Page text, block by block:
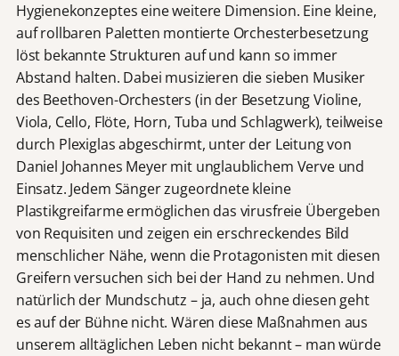
Hygienekonzeptes eine weitere Dimension. Eine kleine,
auf rollbaren Paletten montierte Orchesterbesetzung
löst bekannte Strukturen auf und kann so immer
Abstand halten. Dabei musizieren die sieben Musiker
des Beethoven-Orchesters (in der Besetzung Violine,
Viola, Cello, Flöte, Horn, Tuba und Schlagwerk), teilweise
durch Plexiglas abgeschirmt, unter der Leitung von
Daniel Johannes Meyer mit unglaublichem Verve und
Einsatz. Jedem Sänger zugeordnete kleine
Plastikgreifarme ermöglichen das virusfreie Übergeben
von Requisiten und zeigen ein erschreckendes Bild
menschlicher Nähe, wenn die Protagonisten mit diesen
Greifern versuchen sich bei der Hand zu nehmen. Und
natürlich der Mundschutz – ja, auch ohne diesen geht
es auf der Bühne nicht. Wären diese Maßnahmen aus
unserem alltäglichen Leben nicht bekannt – man würde